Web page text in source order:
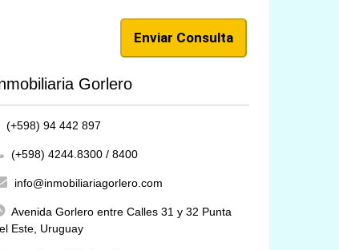
Gorlero
(+598) 94 442 897
(+598) 4244.8300 / 8400
info@inmobiliariagorlero.com
Avenida Gorlero entre Calles 31 y 32 Punta
Este, Uruguay